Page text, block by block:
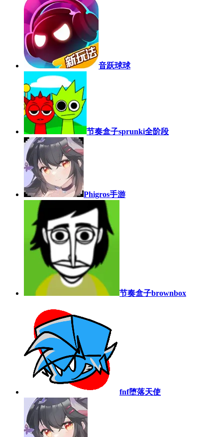
音跃球球
节奏盒子sprunki全阶段
Phigros手游
节奏盒子brownbox
fnf堕落天使